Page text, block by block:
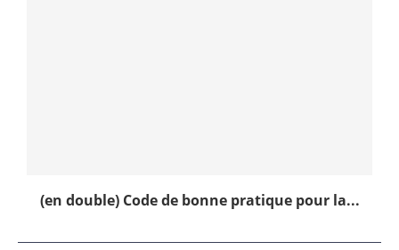
(en double) Code de bonne pratique pour la...